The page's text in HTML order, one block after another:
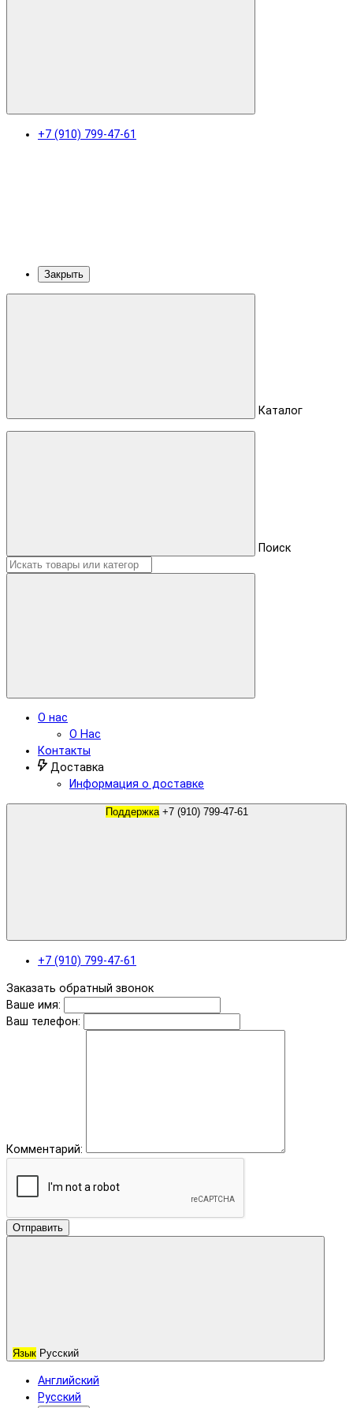
+7 (910) 799-47-61
Закрыть
Каталог
Поиск
О нас
О Нас
Контакты
Доставка
Информация о доставке
Поддержка +7 (910) 799-47-61
+7 (910) 799-47-61
Заказать обратный звонок
Ваше имя:
Ваш телефон:
Комментарий:
Отправить
Язык Русский
Английский
Русский